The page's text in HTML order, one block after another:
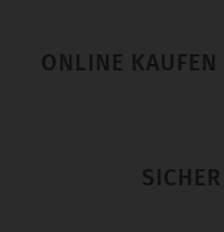
ONLINE